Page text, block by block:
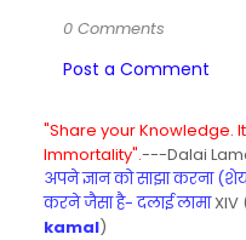
0 Comments
Post a Comment
"Share your Knowledge.
Immortality".---Dalai
अपने ज्ञान को साझा करना
करने जैसा है- दलाई लामा
kamal)